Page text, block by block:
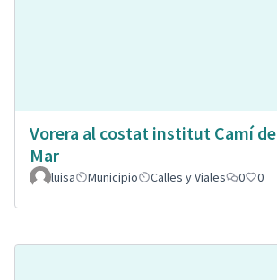
Vorera al costat institut Camí de
Mar
luisa Municipio Calles y Viales 0 0